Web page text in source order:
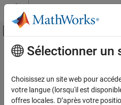
Passer au contenu
Activer/désactiver
Accueil de la documentation
Opérateurs et opérations élémentaires
Contenu principal
Opérations
Addition, soustraction,
Les fonctions arithmétiques
Sélectionner un
Choisissez un site web pour
votre langue (lorsqu'il est
offres locales. D’après votre